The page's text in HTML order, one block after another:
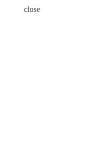
close